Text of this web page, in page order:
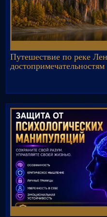
Путешествие по реке
достопримечательностям